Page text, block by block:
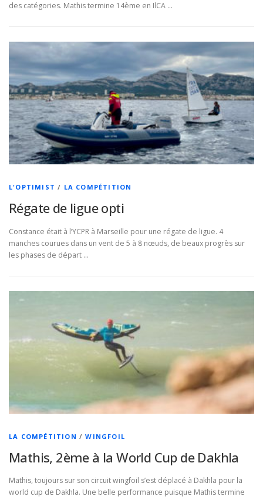
des catégories. Mathis termine 14ème en IlCA …
L'OPTIMIST / LA COMPÉTITION
Régate de ligue opti
Constance était à l’YCPR à Marseille pour une régate de ligue. 4
manches courues dans un vent de 5 à 8 nœuds, de beaux progrès sur
les phases de départ …
LA COMPÉTITION /WINGFOIL
Mathis, 2ème à la World Cup de Dakhla
Mathis, toujours sur son circuit wingfoil s’est déplacé à Dakhla pour la
world cup de Dakhla. Une belle performance puisque Mathis termine